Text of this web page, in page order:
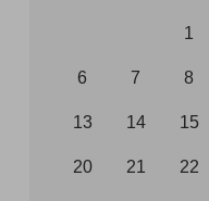
1
6 7 8
13 14 15
20 21 22